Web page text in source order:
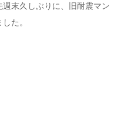
末久しぶりに、旧耐震マン
た。